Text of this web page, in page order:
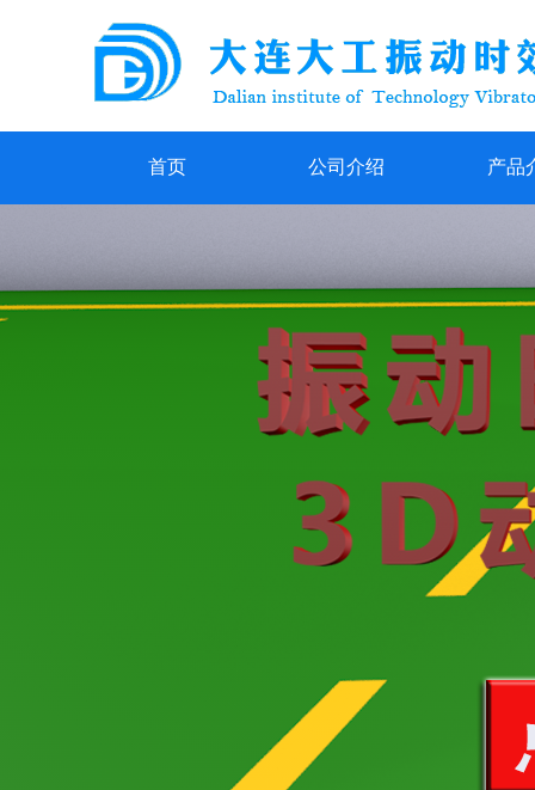
首页 公司介绍 产品